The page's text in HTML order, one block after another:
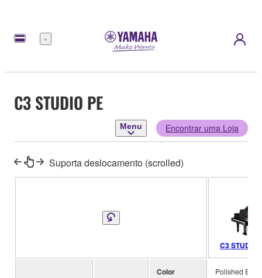
Menu
C3 STUDIO PE
Menu Encontrar uma Loja
Suporta deslocamento (scrolled)
C3 STUDIO
Color Polished